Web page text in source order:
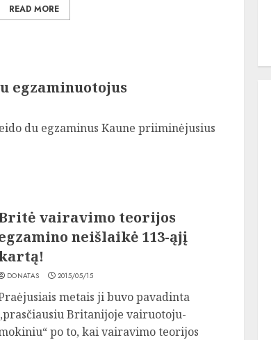
READ MORE
egzaminuotojus
du egzaminus Kaune priiminėjusius
vairavimo teorijos
neišlaikė 113-ąjį
DONATAS 2015/05/15
metais ji buvo pavadinta
Britanijoje vairuotoju-
po to, kai vairavimo teorijos